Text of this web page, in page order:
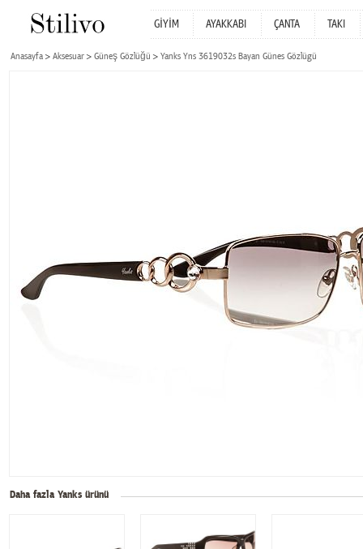
GİYİM AYAKKABI ÇANTA TAKI
Anasayfa Aksesuar Güneş Gözlüğü Yanks Yns 3619032s Bayan Günes Gözlügü
Daha fazla Yanks ürünü